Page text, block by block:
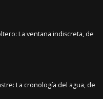
La ventana indiscreta, de
La cronología del agua, de